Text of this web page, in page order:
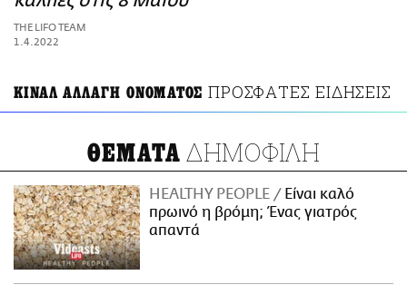
ΑΜΠΑ
PRINT
THE LIFO TEAM
1.4.2022
ΚΙΝΑΛ ΑΛΛΑΓΗ ΟΝΟΜΑΤΟΣ ΠΡΟΣΦΑΤΕΣ ΕΙΔΗΣΕΙΣ
ΘΕΜΑΤΑ ΔΗΜΟΦΙΛΗ
HEALTHY PEOPLE
Είναι καλό
πρωινό η βρόμη; Ένας γιατρός
απαντά